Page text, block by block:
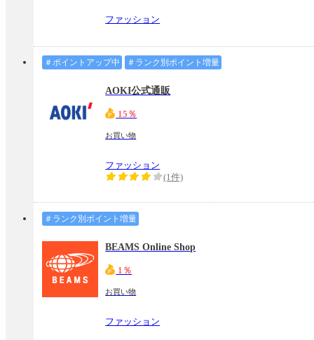
ファッション
＃ポイントアップ中 ＃ランク別ポイント増量
AOKI公式通販
15％
お買い物
ファッション
(1件)
＃ランク別ポイント増量
BEAMS Online Shop
1％
お買い物
ファッション